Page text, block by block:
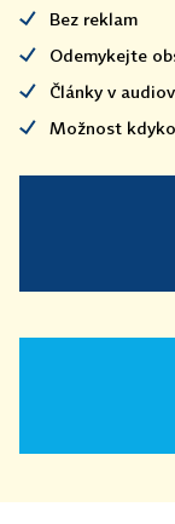
Bez reklam
Odemykejte
Články v
Možnost